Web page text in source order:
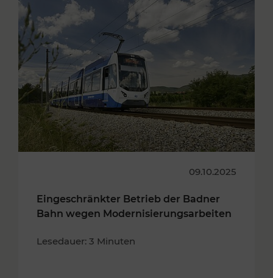
09.10.2025
Eingeschränkter Betrieb der Badner
Bahn wegen Modernisierungsarbeiten
Lesedauer: 3 Minuten